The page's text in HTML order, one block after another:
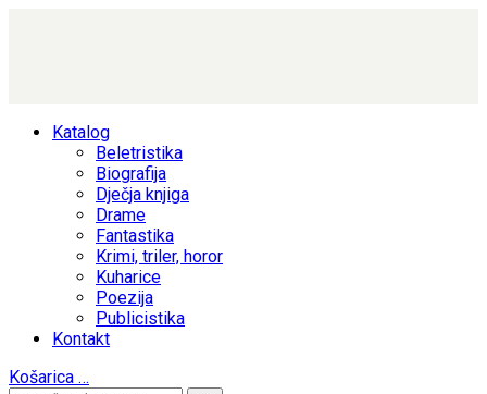
Katalog
Beletristika
Biografija
Dječja knjiga
Drame
Fantastika
Krimi, triler, horor
Kuharice
Poezija
Publicistika
Kontakt
Košarica …